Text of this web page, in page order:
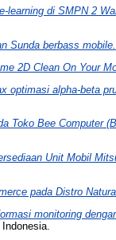
learning di SMPN 2
Sunda berbass mobile.
2D Clean On Your
optimasi alpha-beta
Toko Bee Computer
Unit Mobil
pada Distro
monitoring